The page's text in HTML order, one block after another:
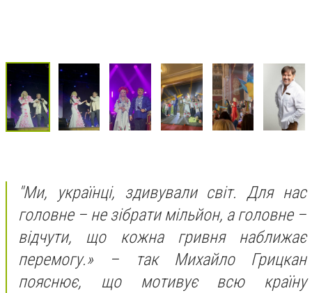
"Ми, українці, здивували світ. Для нас
головне – не зібрати мільйон, а головне –
відчути, що кожна гривня наближає
перемогу.» – так Михайло Грицкан
пояснює, що мотивує всю країну